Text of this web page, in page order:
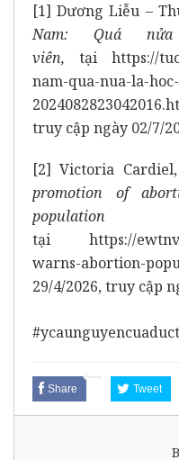
[1] Dương Liễu –
Nam: Quá
viên, tại https://
nam-qua-nua-la-
truy cập ngày 02/7/
[2] Victoria Cardiel,
promotion of
tại https://
warns-abortion-
29/4/2026, truy cập
Share Tweet